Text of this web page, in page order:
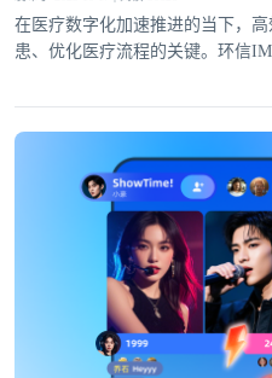
在医疗数字化加速推进的当下，
患、优化医疗流程的关键。环信
诊、医院数字化、智慧医疗三大
升医疗服务效率与质量